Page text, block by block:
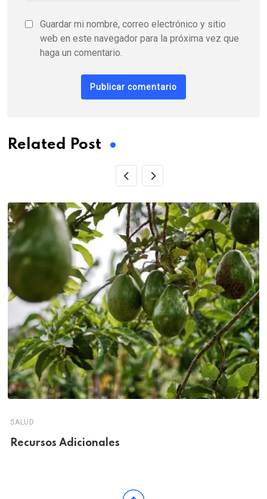
Guardar mi nombre, correo electrónico y sitio
web en este navegador para la próxima vez que
haga un comentario.
Related Post
SALUD
Recursos Adicionales